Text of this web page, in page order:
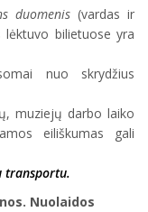
duomenis (vardas ir
bilietuose yra
nuo skrydžius
muziejų darbo laiko
eiliškumas gali
transportu.
Nuolaidos